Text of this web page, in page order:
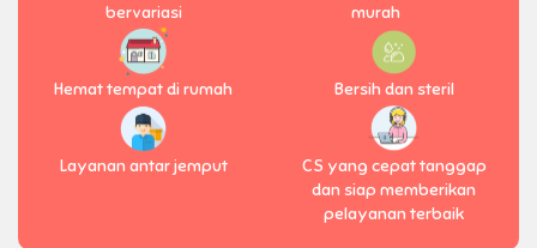
bervariasi
murah
Hemat tempat di rumah Bersih dan steril
Layanan antar jemput
CS yang cepat tanggap
dan siap memberikan
pelayanan terbaik